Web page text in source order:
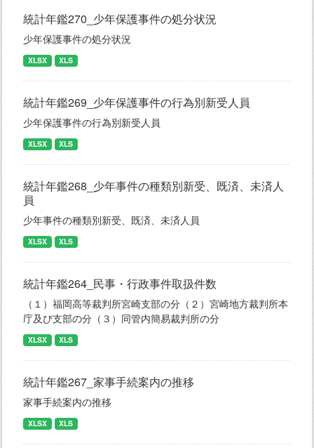
統計年鑑270_少年保護事件の処分状況
少年保護事件の処分状況
XLSX XLS
統計年鑑269_少年保護事件の行為別新受人員
少年保護事件の行為別新受人員
XLSX XLS
統計年鑑268_少年事件の種類別新受、既済、未済人
員
少年事件の種類別新受、既済、未済人員
XLSX XLS
統計年鑑264_民事・行政事件取扱件数
（１）福岡高等裁判所宮崎支部の分（２）宮崎地方裁判所本
庁及び支部の分（３）同管内簡易裁判所の分
XLSX XLS
統計年鑑267_家事手続案内の推移
家事手続案内の推移
XLSX XLS